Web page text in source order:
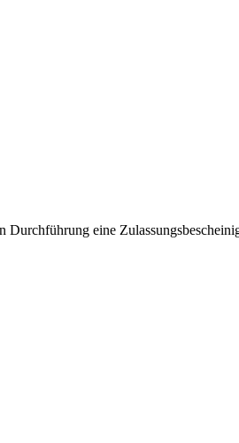
Durchführung eine